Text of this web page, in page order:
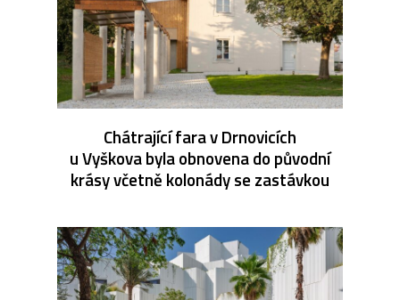
Chátrající fara v Drnovicích
u Vyškova byla obnovena do původní
krásy včetně kolonády se zastávkou